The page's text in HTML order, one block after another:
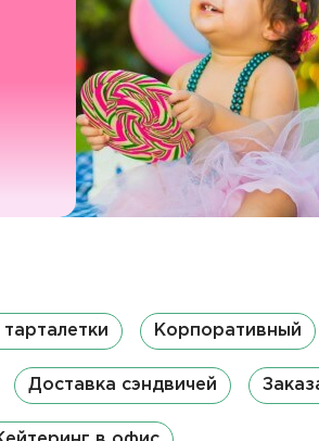
Корпоративный
Доставка сэндвичей